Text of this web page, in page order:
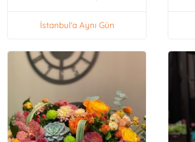
İstanbul'a Aynı Gün